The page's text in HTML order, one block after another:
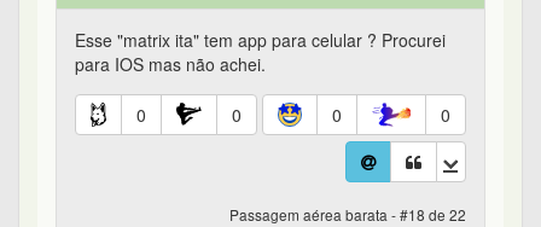
Esse "matrix ita" tem app para celular ? Procurei
para IOS mas não achei.
0 0 0 0
Passagem aérea barata - #18 de 22